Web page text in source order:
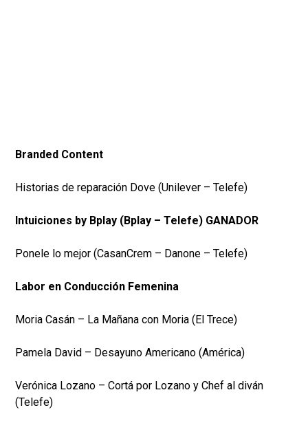
Branded Content
Historias de reparación Dove (Unilever – Telefe)
Intuiciones by Bplay (Bplay – Telefe) GANADOR
Ponele lo mejor (CasanCrem – Danone – Telefe)
Labor en Conducción Femenina
Moria Casán – La Mañana con Moria (El Trece)
Pamela David – Desayuno Americano (América)
Verónica Lozano – Cortá por Lozano y Chef al diván
(Telefe)